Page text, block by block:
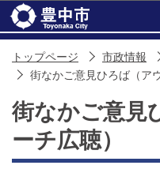
トップページ 市政情報
街なかご意見ひろば（ア
街なかご意見
ーチ広聴）